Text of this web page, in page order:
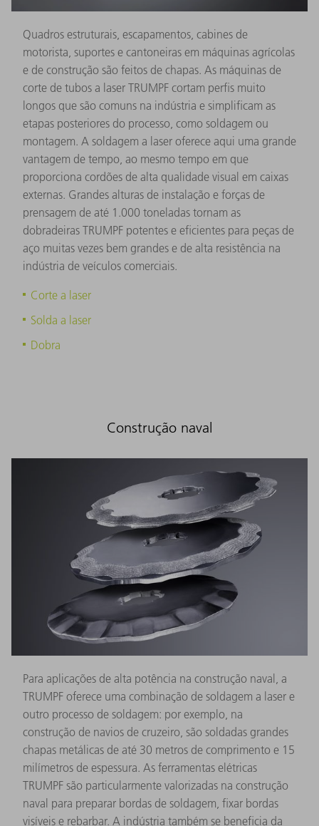
Quadros estruturais, escapamentos, cabines de
motorista, suportes e cantoneiras em máquinas agrícolas
e de construção são feitos de chapas. As máquinas de
corte de tubos a laser TRUMPF cortam perfis muito
longos que são comuns na indústria e simplificam as
etapas posteriores do processo, como soldagem ou
montagem. A soldagem a laser oferece aqui uma grande
vantagem de tempo, ao mesmo tempo em que
proporciona cordões de alta qualidade visual em caixas
externas. Grandes alturas de instalação e forças de
prensagem de até 1.000 toneladas tornam as
dobradeiras TRUMPF potentes e eficientes para peças de
aço muitas vezes bem grandes e de alta resistência na
indústria de veículos comerciais.
Corte a laser
Solda a laser
Dobra
Construção naval
Para aplicações de alta potência na construção naval, a
TRUMPF oferece uma combinação de soldagem a laser e
outro processo de soldagem: por exemplo, na
construção de navios de cruzeiro, são soldadas grandes
chapas metálicas de até 30 metros de comprimento e 15
milímetros de espessura. As ferramentas elétricas
TRUMPF são particularmente valorizadas na construção
naval para preparar bordas de soldagem, fixar bordas
visíveis e rebarbar. A indústria também se beneficia da